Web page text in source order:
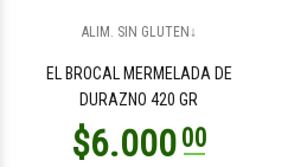
ALIM. SIN GLUTEN↓
EL BROCAL MERMELADA DE
DURAZNO 420 GR
$34.500 00 $22.800